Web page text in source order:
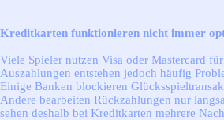
Kreditkarten funktionieren nicht immer
Viele Spieler nutzen Visa oder Mastercard
Auszahlungen entstehen jedoch häufig
Einige Banken blockieren
Andere bearbeiten Rückzahlungen nur
sehen deshalb bei Kreditkarten mehrere